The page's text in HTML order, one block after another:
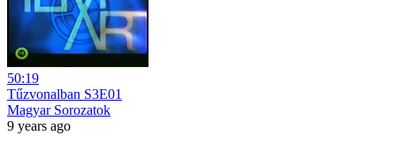
50:19
Tűzvonalban S3E01
Magyar Sorozatok
9 years ago